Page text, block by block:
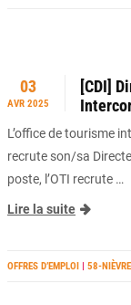
03
AVR 2025
[CDI]
L’office de tourisme
recrute son/sa
poste, l’OTI recrute …
Lire la suite
OFFRES D’EMPLOI | 58-NIÈVRE